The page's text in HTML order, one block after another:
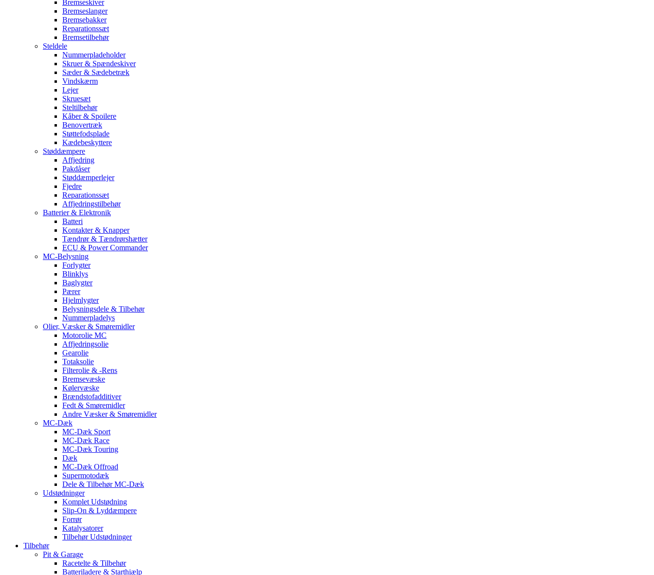
Bremseskiver
Bremseslanger
Bremsebakker
Reparationssæt
Bremsetilbehør
Steldele
Nummerpladeholder
Skruer & Spændeskiver
Sæder & Sædebetræk
Vindskærm
Lejer
Skruesæt
Steltilbehør
Kåber & Spoilere
Benovertræk
Støttefodsplade
Kædebeskyttere
Støddæmpere
Affjedring
Pakdåser
Støddæmperlejer
Fjedre
Reparationssæt
Affjedringstilbehør
Batterier & Elektronik
Batteri
Kontakter & Knapper
Tændrør & Tændrørshætter
ECU & Power Commander
MC-Belysning
Forlygter
Blinklys
Baglygter
Pærer
Hjelmlygter
Belysningsdele & Tilbehør
Nummerpladelys
Olier, Væsker & Smøremidler
Motorolie MC
Affjedringsolie
Gearolie
Totaksolie
Filterolie & -Rens
Bremsevæske
Kølervæske
Brændstofadditiver
Fedt & Smøremidler
Andre Væsker & Smøremidler
MC-Dæk
MC-Dæk Sport
MC-Dæk Race
MC-Dæk Touring
Dæk
MC-Dæk Offroad
Supermotodæk
Dele & Tilbehør MC-Dæk
Udstødninger
Komplet Udstødning
Slip-On & Lyddæmpere
Forrør
Katalysatorer
Tilbehør Udstødninger
Tilbehør
Pit & Garage
Racetelte & Tilbehør
Batteriladere & Starthjælp